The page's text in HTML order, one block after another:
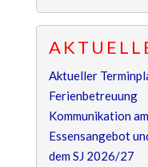
Aktueller
Ferienbetreuung
Kommunikation
Essensangebot
dem SJ 2026/27